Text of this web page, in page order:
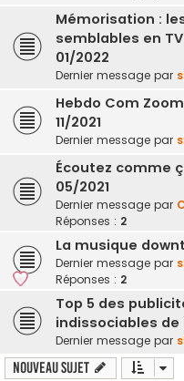
Mémorisation :
semblables en
01/2022
Dernier message par
Hebdo Com
11/2021
Dernier message par
Écoutez comme
05/2021
Dernier message par
Réponses : 2
La musique
Dernier message par
Réponses : 2
Top 5 des
indissociables de
Dernier message par
Nouveau sujet